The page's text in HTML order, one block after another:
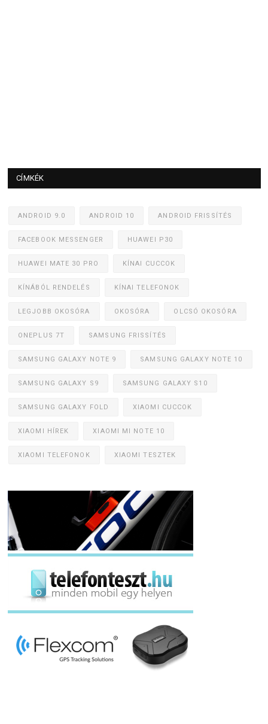
CÍMKÉK
ANDROID 9.0 ANDROID 10 ANDROID FRISSÍTÉS
FACEBOOK MESSENGER HUAWEI P30
HUAWEI MATE 30 PRO KÍNAI CUCCOK
KÍNÁBÓL RENDELÉS KÍNAI TELEFONOK
LEGJOBB OKOSÓRA OKOSÓRA OLCSÓ OKOSÓRA
ONEPLUS 7T SAMSUNG FRISSÍTÉS
SAMSUNG GALAXY NOTE 9 SAMSUNG GALAXY NOTE 10
SAMSUNG GALAXY S9 SAMSUNG GALAXY S10
SAMSUNG GALAXY FOLD XIAOMI CUCCOK
XIAOMI HÍREK XIAOMI MI NOTE 10
XIAOMI TELEFONOK XIAOMI TESZTEK